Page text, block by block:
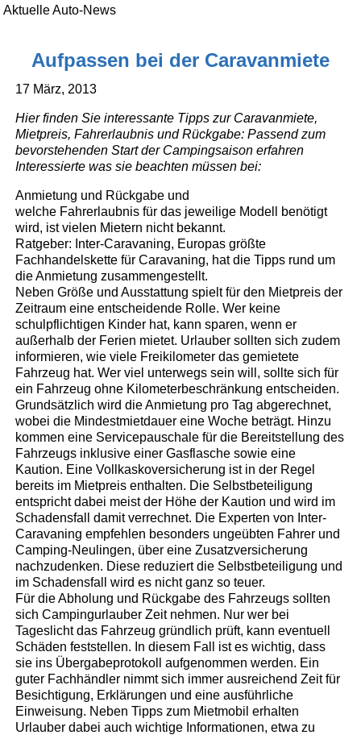
Aktuelle Auto-News
Aufpassen bei der Caravanmiete
17 März, 2013
Hier finden Sie interessante Tipps zur Caravanmiete,
Mietpreis, Fahrerlaubnis und Rückgabe: Passend zum
bevorstehenden Start der Campingsaison erfahren
Interessierte was sie beachten müssen bei:
Anmietung und Rückgabe und
welche Fahrerlaubnis für das jeweilige Modell benötigt
wird, ist vielen Mietern nicht bekannt.
Ratgeber: Inter-Caravaning, Europas größte
Fachhandelskette für Caravaning, hat die Tipps rund um
die Anmietung zusammengestellt.
Neben Größe und Ausstattung spielt für den Mietpreis der
Zeitraum eine entscheidende Rolle. Wer keine
schulpflichtigen Kinder hat, kann sparen, wenn er
außerhalb der Ferien mietet. Urlauber sollten sich zudem
informieren, wie viele Freikilometer das gemietete
Fahrzeug hat. Wer viel unterwegs sein will, sollte sich für
ein Fahrzeug ohne Kilometerbeschränkung entscheiden.
Grundsätzlich wird die Anmietung pro Tag abgerechnet,
wobei die Mindestmietdauer eine Woche beträgt. Hinzu
kommen eine Servicepauschale für die Bereitstellung des
Fahrzeugs inklusive einer Gasflasche sowie eine
Kaution. Eine Vollkaskoversicherung ist in der Regel
bereits im Mietpreis enthalten. Die Selbstbeteiligung
entspricht dabei meist der Höhe der Kaution und wird im
Schadensfall damit verrechnet. Die Experten von Inter-
Caravaning empfehlen besonders ungeübten Fahrer und
Camping-Neulingen, über eine Zusatzversicherung
nachzudenken. Diese reduziert die Selbstbeteiligung und
im Schadensfall wird es nicht ganz so teuer.
Für die Abholung und Rückgabe des Fahrzeugs sollten
sich Campingurlauber Zeit nehmen. Nur wer bei
Tageslicht das Fahrzeug gründlich prüft, kann eventuell
Schäden feststellen. In diesem Fall ist es wichtig, dass
sie ins Übergabeprotokoll aufgenommen werden. Ein
guter Fachhändler nimmt sich immer ausreichend Zeit für
Besichtigung, Erklärungen und eine ausführliche
Einweisung. Neben Tipps zum Mietmobil erhalten
Urlauber dabei auch wichtige Informationen, etwa zu